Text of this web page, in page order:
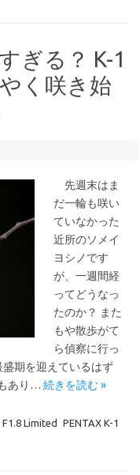
ぎる？ K-1
く咲き始
先週末はま
だ一輪も咲い
ていなかった
近所のソメイ
ヨシノです
が、一週間経
ってどうなっ
たのか？ また
もや散歩がて
ら偵察に行っ
期を迎えているはず
あり… 続きを読む »
Limited
PENTAX K-1